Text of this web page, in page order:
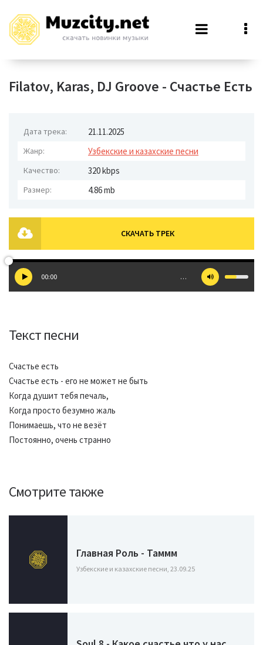
Filatov, Karas, DJ Groove - Счастье Есть
Дата трека: 21.11.2025
Жанр: Узбекские и казахские песни
Качество: 320 kbps
Размер: 4.86 mb
СКАЧАТЬ ТРЕК
00:00 …
Текст песни
Счастье есть
Счастье есть - его не может не быть
Когда душит тебя печаль,
Когда просто безумно жаль
Понимаешь, что не везёт
Постоянно, очень странно
Смотрите также
Главная Роль - Таммм
Узбекские и казахские песни, 23.09.25